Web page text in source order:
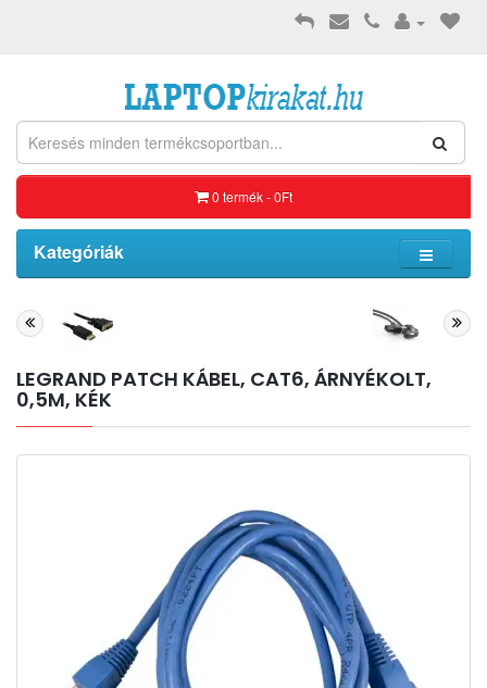
0 termék - 0Ft
Kategóriák
LEGRAND PATCH KÁBEL, CAT6, ÁRNYÉKOLT,
0,5M, KÉK